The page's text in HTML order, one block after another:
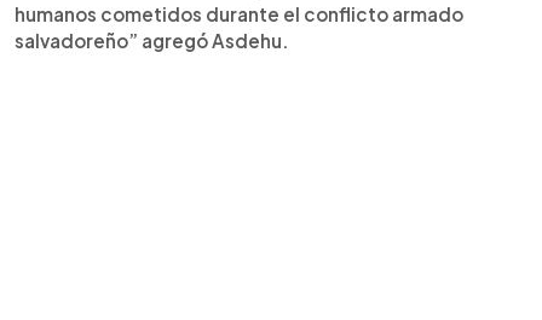
humanos cometidos durante el conflicto armado
salvadoreño” agregó Asdehu.